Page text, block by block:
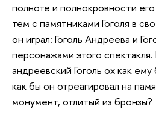
полноте и полнокровности
тем с памятниками Гоголя в
он играл: Гоголь Андреева и
персонажами этого
андреевский Гоголь ох как
как бы он отреагировал на
монумент, отлитый из бронзы?